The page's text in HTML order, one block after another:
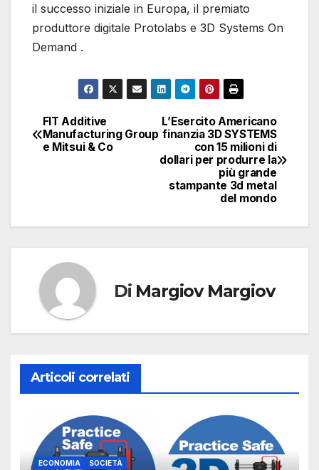
il successo iniziale in Europa, il premiato
produttore digitale Protolabs e 3D Systems On
Demand .
Navigazione
articoli
L’Esercito Americano
finanzia 3D SYSTEMS
con 15 milioni di
dollari per produrre la
più grande
stampante 3d metal
del mondo
FIT Additive
Manufacturing Group
e Mitsui & Co
Di Margiov Margiov
Articoli correlati
ECONOMIA SOCIETÀ